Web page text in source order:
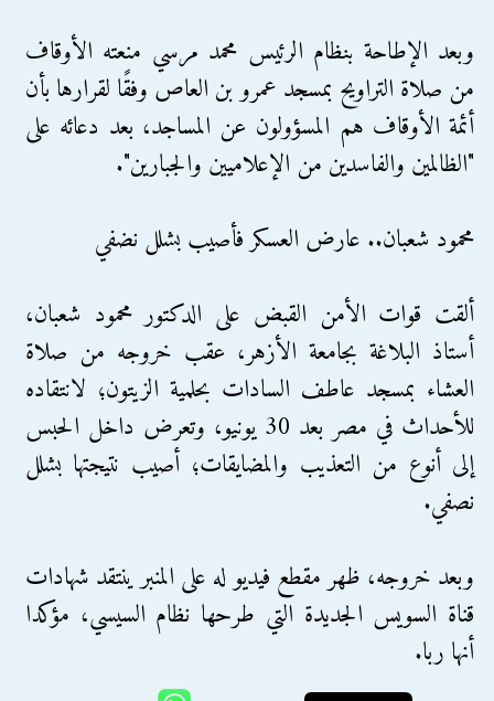
وبعد الإطاحة بنظام الرئيس محمد مرسي منعته الأوقاف
من صلاة التراويح بمسجد عمرو بن العاص وفقًا لقرارها بأن
أئمة الأوقاف هم المسؤولون عن المساجد، بعد دعائه على
"الظالمين والفاسدين من الإعلاميين والجبارين".
محمود شعبان.. عارض العسكر فأصيب بشلل نضفي
ألقت قوات الأمن القبض على الدكتور محمود شعبان،
أستاذ البلاغة بجامعة الأزهر، عقب خروجه من صلاة
العشاء بمسجد عاطف السادات بحلمية الزيتون؛ لانتقاده
للأحداث في مصر بعد 30 يونيو، وتعرض داخل الحبس
إلى أنوع من التعذيب والمضايقات؛ أصيب نتيجتها بشلل
نصفي.
وبعد خروجه، ظهر مقطع فيديو له على المنبر ينتقد شهادات
قناة السويس الجديدة التي طرحها نظام السيسي، مؤكدا
أنها ربا.